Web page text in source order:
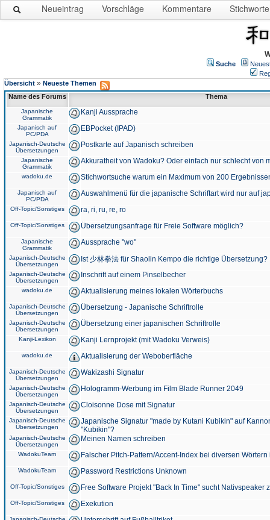
Neueintrag Vorschläge Kommentare Stichworte
Suche
Übersicht » Neueste Themen
Name des Forums
Thema
Japanische
Grammatik
Kanji Aussprache
Japanisch auf
PC/PDA
EBPocket (IPAD)
Japanisch-Deutsche
Übersetzungen
Postkarte auf Japanisch schreiben
Japanische
Grammatik
Akkuratheit von Wadoku? Oder einfach nur schlecht von
wadoku.de Stichwortsuche warum ein Maximum von 200
Japanisch auf
PC/PDA
Auswahlmenü für die japanische Schriftart wird nur auf
Off-Topic/Sonstiges ra, ri, ru, re, ro
Off-Topic/Sonstiges Übersetzungsanfrage für Freie Software möglich?
Japanische
Grammatik
Aussprache "wo"
Japanisch-Deutsche
Übersetzungen
Ist 少林拳法 für Shaolin Kempo die richtige Übersetzung?
Japanisch-Deutsche
Übersetzungen
Inschrift auf einem Pinselbecher
wadoku.de Aktualisierung meines lokalen Wörterbuchs
Japanisch-Deutsche
Übersetzungen
Übersetzung - Japanische Schriftrolle
Japanisch-Deutsche
Übersetzungen
Übersetzung einer japanischen Schriftrolle
Kanji-Lexikon Kanji Lernprojekt (mit Wadoku Verweis)
wadoku.de Aktualisierung der Weboberfläche
Japanisch-Deutsche
Übersetzungen
Wakizashi Signatur
Japanisch-Deutsche
Übersetzungen
Hologramm-Werbung im Film Blade Runner 2049
Japanisch-Deutsche
Übersetzungen
Cloisonne Dose mit Signatur
Japanisch-Deutsche
Übersetzungen
Japanische Signatur "made by Kutani Kubikin" auf
"Kubikin"?
Japanisch-Deutsche
Übersetzungen
Meinen Namen schreiben
WadokuTeam Falscher Pitch-Pattern/Accent-Index bei diversen
WadokuTeam Password Restrictions Unknown
Off-Topic/Sonstiges Free Software Projekt "Back In Time" sucht Nativspeaker
Off-Topic/Sonstiges Exekution